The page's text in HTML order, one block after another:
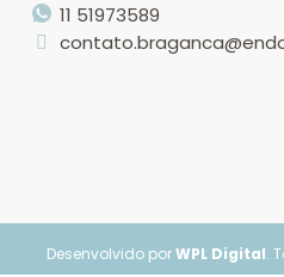
11 51973589
Desenvolvido porWPL Digital.